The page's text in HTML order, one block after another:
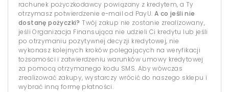
rachunek pożyczkodawcy powiązany z kredytem, a Ty
otrzymasz potwierdzenie e-mail od PayU. A co jeśli nie
dostanę pożyczki? Twój zakup nie zostanie zrealizowany,
jeśli Organizacja Finansująca nie udzieli Ci kredytu lub jeśli
po otrzymaniu pozytywnej decyzji kredytowej, nie
wykonasz kolejnych kroków polegających na weryfikacji
tożsamości i zatwierdzeniu warunków umowy kredytowej
za pomocą otrzymanego kodu SMS. Aby wówczas
zrealizować zakupy, wystarczy wrócić do naszego sklepu i
wybrać inną formę płatności.